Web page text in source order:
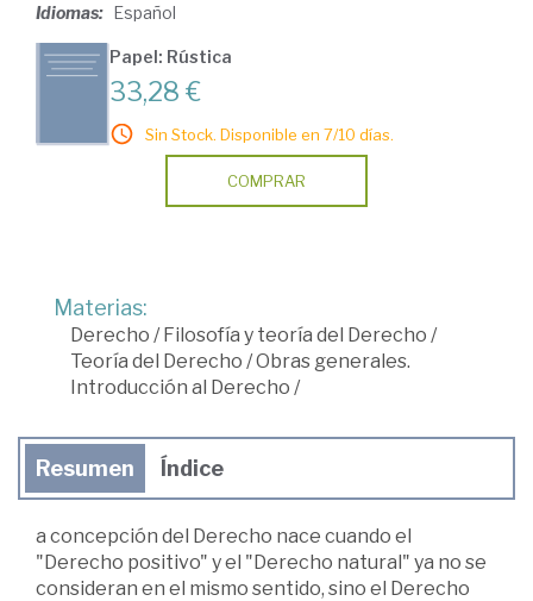
Idiomas: Español
Papel: Rústica
33,28 €
Sin Stock. Disponible en 7/10 días.
COMPRAR
Materias:
Derecho /Filosofía y teoría del Derecho /
Teoría del Derecho /Obras generales.
Introducción al Derecho /
Resumen Índice
a concepción del Derecho nace cuando el
"Derecho positivo" y el "Derecho natural" ya no se
consideran en el mismo sentido, sino el Derecho